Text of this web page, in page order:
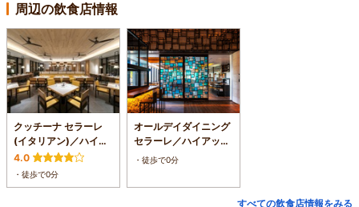
周辺の飲食店情報
クッチーナ セラーレ
(イタリアン)／ハイア
ットリージェンシー瀬
良垣アイランド沖縄
4.0
・徒歩で0分
オールデイダイニング
セラーレ／ハイアット
リージェンシー瀬良垣
・徒歩で0分
すべての飲食店情報をみる